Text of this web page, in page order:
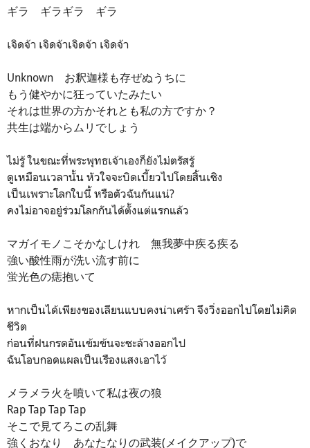
ギラ ギラギラ ギラ
เจิดจ้า เจิดจ้าเจิดจ้า เจิดจ้า
Unknown お釈迦様も存ぜぬうちに
もう健やかに狂っていたみたい
それは世界の方かそれとも私の方ですか？
共生は端からムリでしょう
ไม่รู้ ในขณะที่พระพุทธเจ้าเองก็ยังไม่ตรัสรู้
ดูเหมือนเวลานั้น หัวใจจะบิดเบี้ยวไปโดยสิ้นเชิง
เป็นเพราะโลกใบนี้ หรือตัวฉันกันแน่?
คงไม่อาจอยู่ร่วมโลกกันได้ตั้งแต่แรกแล้ว
マガイモノこそかなしけれ 無我夢中疾る疾る
強い酸性雨が洗い流す前に
蛍光色の痣抱いて
หากเป็นได้เพียงของเลียนแบบคงน่าเศร้า จึงวิ่งออกไปโดยไม่คิด
ชีวิต
ก่อนที่ฝนกรดอันเข้มข้นจะชะล้างออกไป
ฉันโอบกอดแผลเป็นเรืองแสงเอาไว้
メラメラ火を噴いて私は夜の狼
Rap Tap Tap Tap
そこで見てろこの乱舞
強くおなり あなたなりの武装(メイクアップ)で